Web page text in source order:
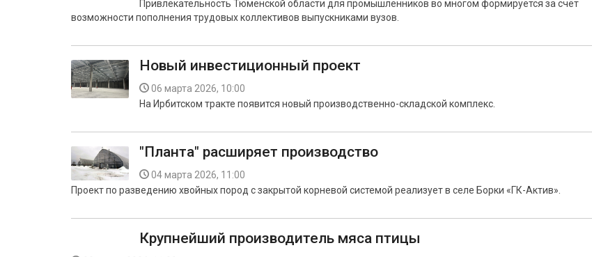
Привлекательность Тюменской области для промышленников во многом формируется за счёт
возможности пополнения трудовых коллективов выпускниками вузов.
Новый инвестиционный проект
06 марта 2026, 10:00
На Ирбитском тракте появится новый производственно-складской комплекс.
"Планта" расширяет производство
04 марта 2026, 11:00
Проект по разведению хвойных пород с закрытой корневой системой реализует в селе Борки «ГК-Актив».
Крупнейший производитель мяса птицы